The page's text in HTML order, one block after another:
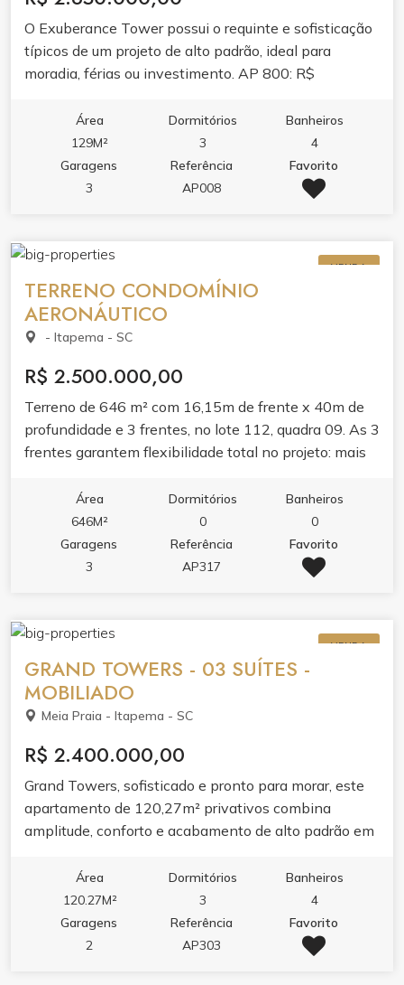
O Exuberance Tower possui o requinte e sofisticação
típicos de um projeto de alto padrão, ideal para
moradia, férias ou investimento. AP 800: R$
1700: R$ 2.650,000,00 A VISTA OU 50% ENTRADA
+24X ANALISE FINANCIAMENTO
Área
129M²
Dormitórios
3
Banheiros
4
Garagens
3
Referência
AP008
Favorito
VENDA
TERRENO CONDOMÍNIO
AERONÁUTICO
- Itapema - SC
R$ 2.500.000,00
Terreno de 646 m² com 16,15m de frente x 40m de
profundidade e 3 frentes, no lote 112, quadra 09. As 3
frentes garantem flexibilidade total no projeto: mais
independente. Aqui você guarda sua aeronave no
hangar anexo à residência e sai voando sem sair do
condomínio. A estrutura entrega segurança 24h, área
de lazer completa e toda a infraestrutura pra quem
mão. Ideal pra pilotos, empresários e apaixonados por
aviação que querem unir casa, lazer e paixão por voar
em um só lugar.
Área
646M²
Dormitórios
0
Banheiros
0
Garagens
3
Referência
AP317
Favorito
VENDA
GRAND TOWERS - 03 SUÍTES -
MOBILIADO
Meia Praia - Itapema - SC
R$ 2.400.000,00
Grand Towers, sofisticado e pronto para morar, este
apartamento de 120,27m² privativos combina
amplitude, conforto e acabamento de alto padrão em
Área
120.27M²
Dormitórios
3
Banheiros
4
Garagens
2
Referência
AP303
Favorito